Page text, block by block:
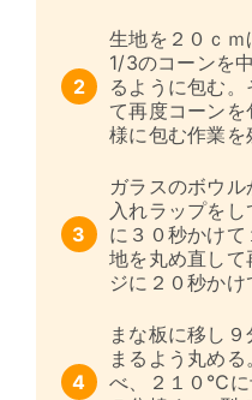
生地を２０ｃｍ
1/3のコーンを
るように包む
て再度コーン
様に包む作業を
ガラスのボウ
入れラップを
に３０秒かけ
地を丸め直し
ジに２０秒かけ
まな板に移し
まるよう丸め
べ、２１０℃に